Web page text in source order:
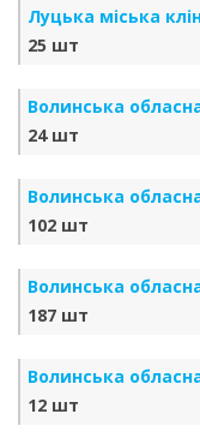
Луцька міська
25 шт
Волинська
24 шт
Волинська
102 шт
Волинська
187 шт
Волинська
12 шт